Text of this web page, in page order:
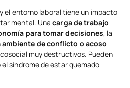
el entorno laboral tiene un impacto
mental. Unacarga de trabajo
para tomar decisiones, la
ambiente de conflicto o acoso
muy destructivos. Pueden
síndrome de estar quemado